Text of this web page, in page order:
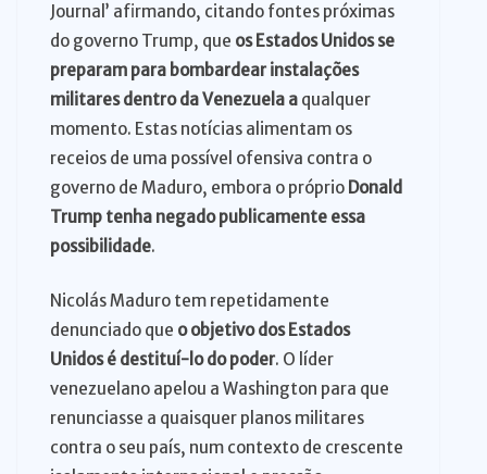
Journal’ afirmando, citando fontes próximas
do governo Trump, que os Estados Unidos se
preparam para bombardear instalações
militares dentro da Venezuela a qualquer
momento. Estas notícias alimentam os
receios de uma possível ofensiva contra o
governo de Maduro, embora o próprio Donald
Trump tenha negado publicamente essa
possibilidade.
Nicolás Maduro tem repetidamente
denunciado que o objetivo dos Estados
Unidos é destituí-lo do poder. O líder
venezuelano apelou a Washington para que
renunciasse a quaisquer planos militares
contra o seu país, num contexto de crescente